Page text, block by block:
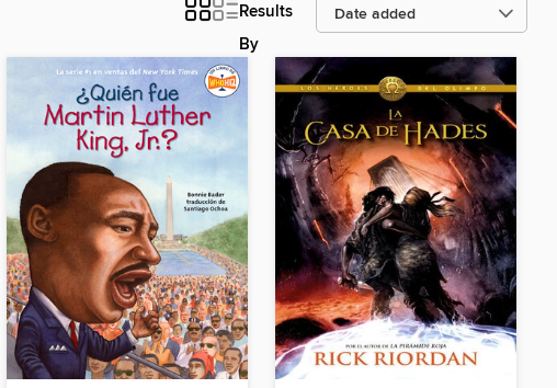
Results
By